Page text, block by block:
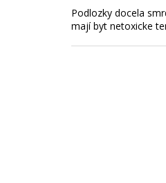
Podlozky docela
mají byt netoxicke